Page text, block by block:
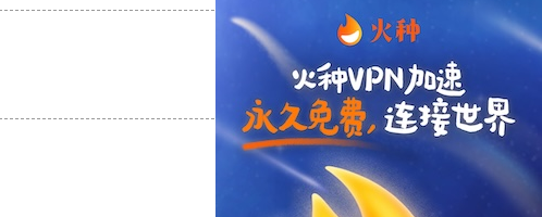
支持 [0] 反对 [0]
支持